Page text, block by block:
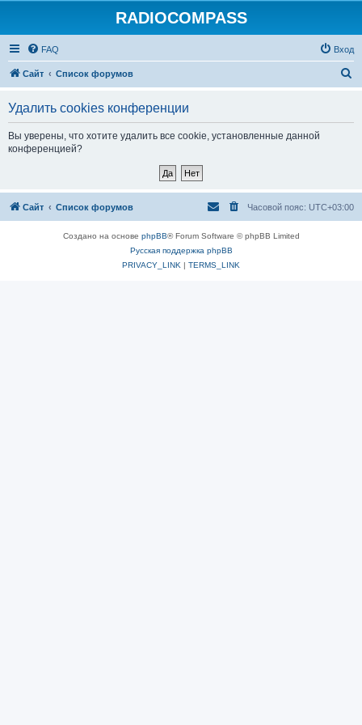
RADIOCOMPASS
FAQ Вход
Сайт Список форумов
Удалить cookies конференции
Вы уверены, что хотите удалить все cookie, установленные данной
конференцией?
Сайт Список форумов Часовой пояс: UTC+03:00
Создано на основе phpBB® Forum Software © phpBB Limited
Русская поддержка phpBB
PRIVACY_LINK | TERMS_LINK